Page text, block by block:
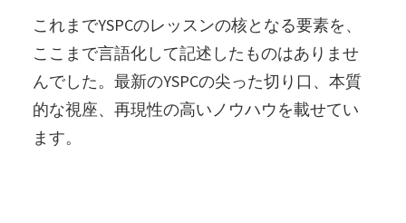
これまでYSPCのレッスンの核となる要素を、
ここまで言語化して記述したものはありませ
んでした。最新のYSPCの尖った切り口、本質
的な視座、再現性の高いノウハウを載せてい
ます。